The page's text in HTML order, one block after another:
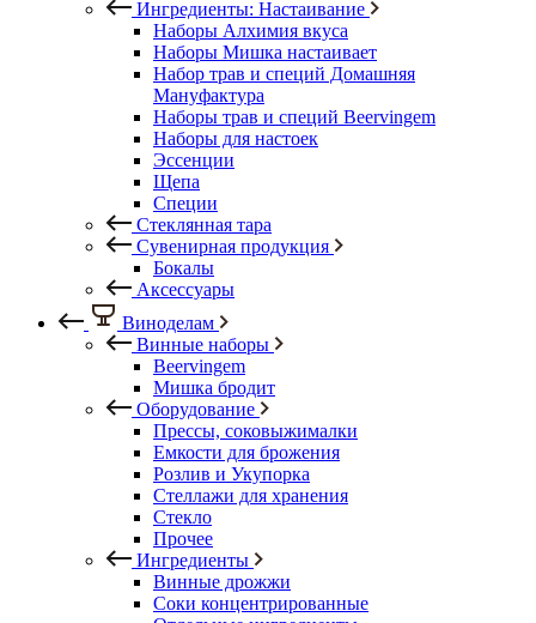
Ингредиенты: Настаивание
Наборы Алхимия вкуса
Наборы Мишка настаивает
Набор трав и специй Домашняя
Мануфактура
Наборы трав и специй Beervingem
Наборы для настоек
Эссенции
Щепа
Специи
Стеклянная тара
Сувенирная продукция
Бокалы
Аксессуары
Виноделам
Винные наборы
Beervingem
Мишка бродит
Оборудование
Прессы, соковыжималки
Емкости для брожения
Розлив и Укупорка
Стеллажи для хранения
Стекло
Прочее
Ингредиенты
Винные дрожжи
Соки концентрированные